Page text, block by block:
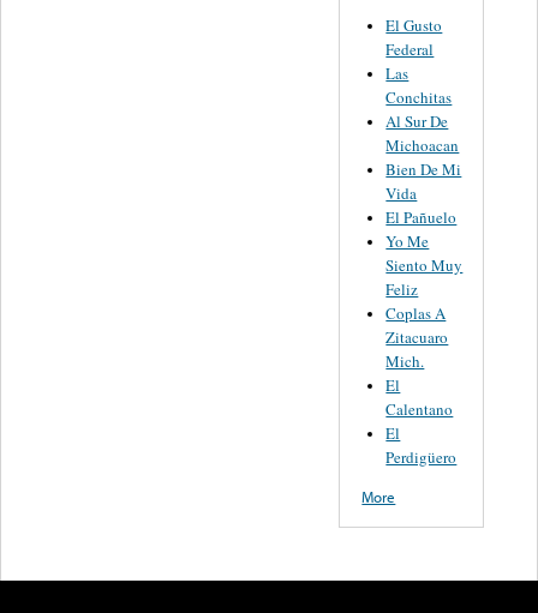
El Gusto
Federal
Las
Conchitas
Al Sur De
Michoacan
Bien De Mi
Vida
El Pañuelo
Yo Me
Siento Muy
Feliz
Coplas A
Zitacuaro
Mich.
El
Calentano
El
Perdigüero
More